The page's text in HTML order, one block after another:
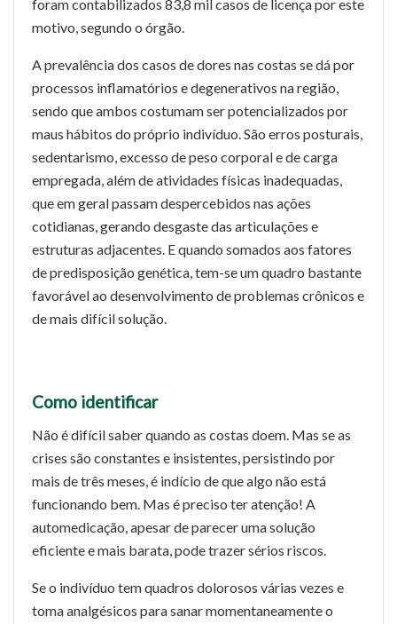
foram contabilizados 83,8 mil casos de licença por este
motivo, segundo o órgão.
A prevalência dos casos de dores nas costas se dá por
processos inflamatórios e degenerativos na região,
sendo que ambos costumam ser potencializados por
maus hábitos do próprio indivíduo. São erros posturais,
sedentarismo, excesso de peso corporal e de carga
empregada, além de atividades físicas inadequadas,
que em geral passam despercebidos nas ações
cotidianas, gerando desgaste das articulações e
estruturas adjacentes. E quando somados aos fatores
de predisposição genética, tem-se um quadro bastante
favorável ao desenvolvimento de problemas crônicos e
de mais difícil solução.
Como identificar
Não é difícil saber quando as costas doem. Mas se as
crises são constantes e insistentes, persistindo por
mais de três meses, é indício de que algo não está
funcionando bem. Mas é preciso ter atenção! A
automedicação, apesar de parecer uma solução
eficiente e mais barata, pode trazer sérios riscos.
Se o indivíduo tem quadros dolorosos várias vezes e
toma analgésicos para sanar momentaneamente o